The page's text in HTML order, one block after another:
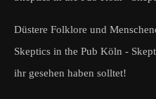
Düstere Folklore und
Skeptics in the Pub Köln -
ihr gesehen haben solltet!